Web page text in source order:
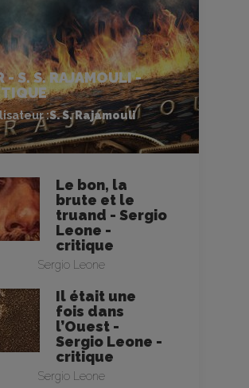
- S. S. RAJAMOULI -
:S. S. Rajamouli
Le bon, la
brute et le
truand - Sergio
Leone -
critique
Sergio Leone
Il était une
fois dans
l’Ouest -
Sergio Leone -
critique
Sergio Leone